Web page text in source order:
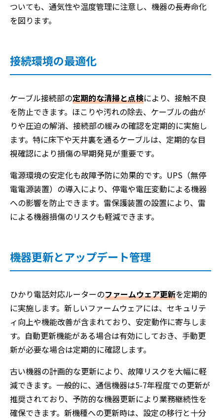
ついても、通気性や温度管理に注意し、機器の長寿命化
を図ります。
接続環境の最適化
ケーブル接続部の定期的な清掃と点検により、接触不良
を防止できます。ほこりや汚れの除去、ケーブルの曲が
りや圧迫の解消、接続部の緩みの確認を定期的に実施し
ます。特に床下や天井裏を通るケーブルは、定期的な目
視確認により損傷の早期発見が重要です。
電源環境の安定化も故障予防に効果的です。UPS（無停
電電源装置）の導入により、停電や電圧変動による機器
への影響を防止できます。雷保護装置の設置により、雷
による機器損傷のリスクも軽減できます。
機器更新とアップデート管理
ひかり電話対応ルーターのファームウェア更新を定期的
に実施します。新しいファームウェアには、セキュリテ
ィ向上や機能改善が含まれており、安定動作に寄与しま
す。自動更新機能がある場合は有効にしておき、手動更
新が必要な場合は定期的に確認します。
古い機器の計画的な更新により、故障リスクを大幅に軽
減できます。一般的に、通信機器は5-7年程度での更新が
推奨されており、予防的な機器更新により業務継続性を
確保できます。新機種への更新時は、設定の移行と十分